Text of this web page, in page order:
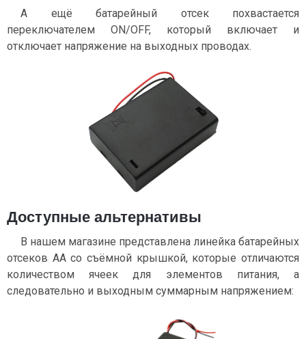
А ещё батарейный отсек похвастается
переключателем ON/OFF, который включает и
отключает напряжение на выходных проводах.
Доступные альтернативы
В нашем магазине представлена линейка батарейных
отсеков AA cо съёмной крышкой, которые отличаются
количеством ячеек для элементов питания, а
следовательно и выходным суммарным напряжением: